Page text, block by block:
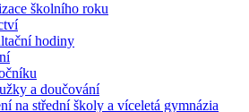
školního roku
hodiny
a doučování
na střední školy a víceletá gymnázia